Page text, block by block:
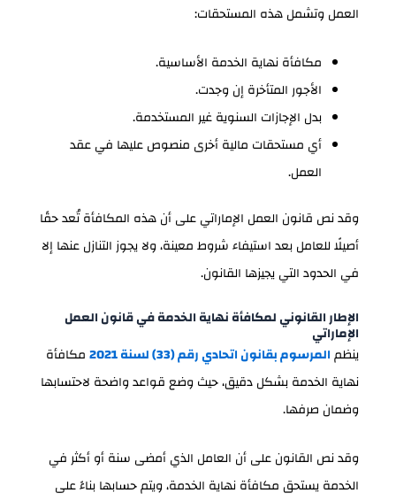
العمل وتشمل هذه المستحقات:
مكافأة نهاية الخدمة الأساسية.
الأجور المتأخرة إن وجدت.
بدل الإجازات السنوية غير المستخدمة.
أي مستحقات مالية أخرى منصوص عليها في عقد
العمل.
وقد نص قانون العمل الإماراتي على أن هذه المكافأة تُعد حقًا
أصيلًا للعامل بعد استيفاء شروط معينة، ولا يجوز التنازل عنها إلا
في الحدود التي يجيزها القانون.
الإطار القانوني لمكافأة نهاية الخدمة في قانون العمل
الإماراتي
ينظمالمرسوم بقانون اتحادي رقم (33) لسنة 2021
مكافأة
نهاية الخدمة بشكل دقيق، حيث وضع قواعد واضحة لاحتسابها
وضمان صرفها.
وقد نص القانون على أن العامل الذي أمضى سنة أو أكثر في
الخدمة يستحق مكافأة نهاية الخدمة، ويتم حسابها بناءً على